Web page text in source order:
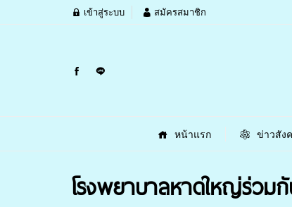
เข้าสู่ระบบ สมัครสมาชิก
หน้าแรก ข่าวสัง
โรงพยาบาลหาดใหญ่ร่วม